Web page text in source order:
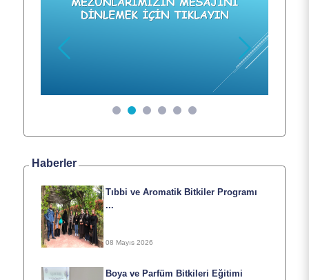
Programlar
Öğrenci
İletişim
Önceki Sonraki
Haberler
Tıbbi ve Aromatik Bitkiler Programı
...
08 Mayıs 2026
Boya ve Parfüm Bitkileri Eğitimi